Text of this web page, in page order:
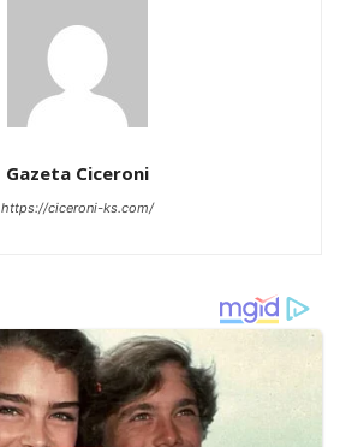
Gazeta Ciceroni
https://ciceroni-ks.com/